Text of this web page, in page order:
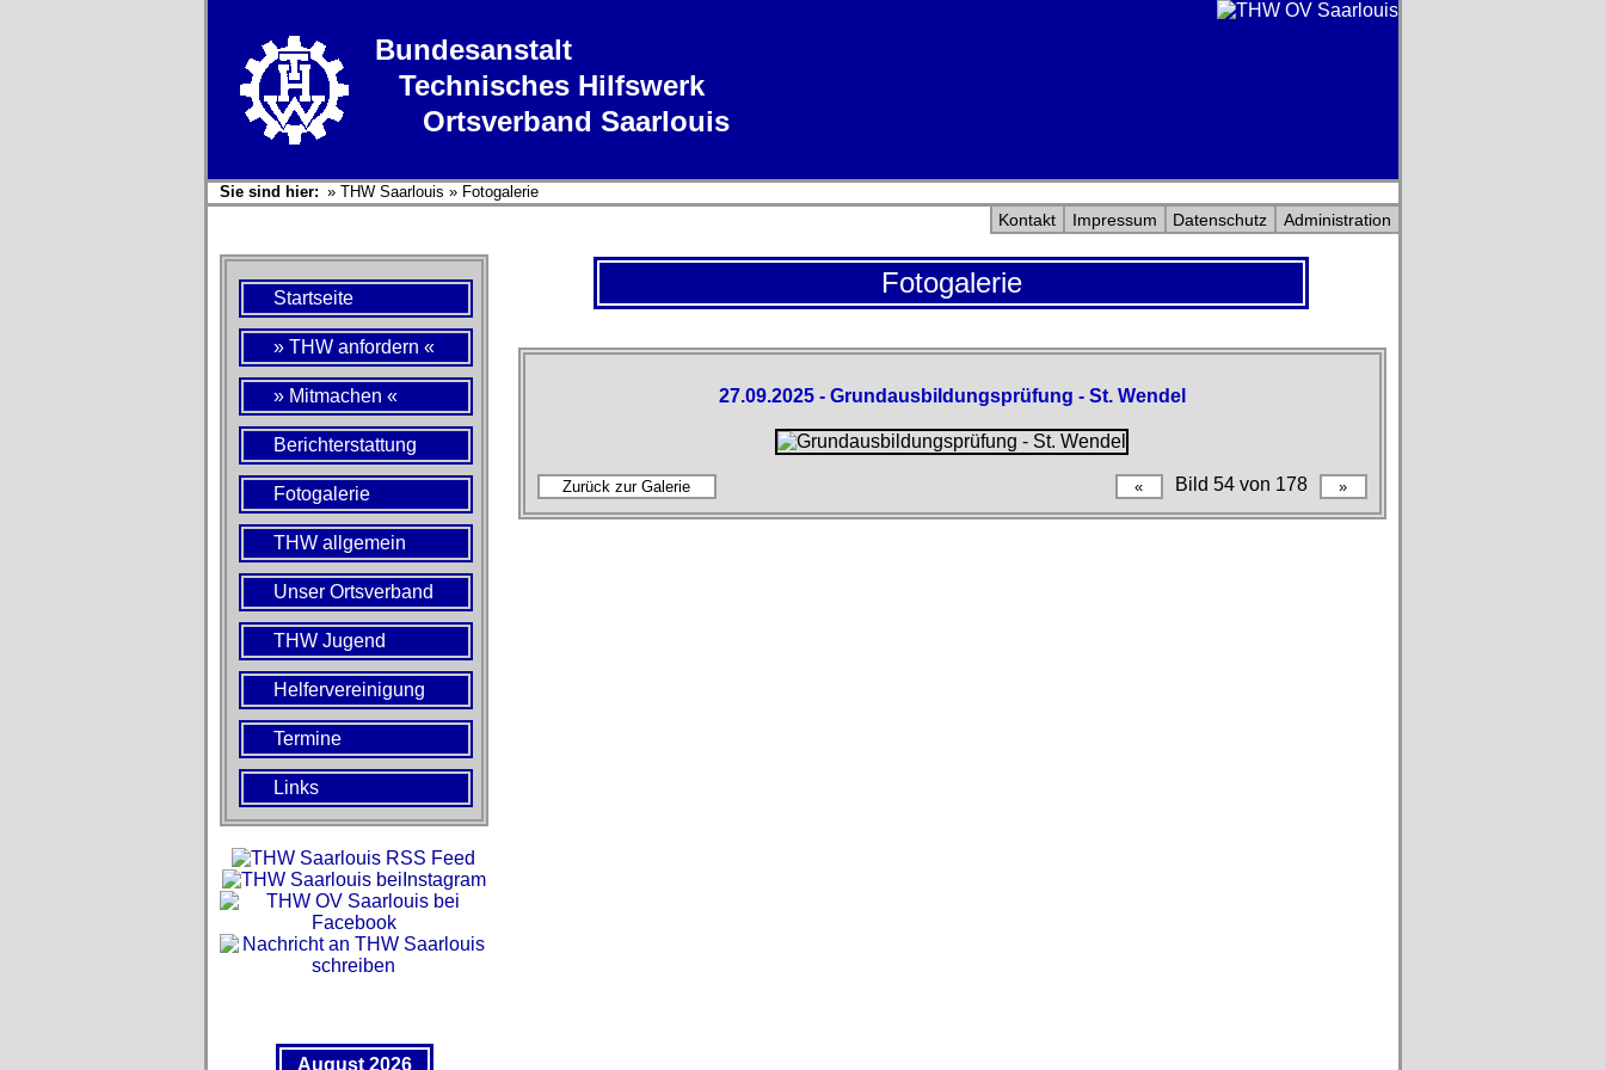
Bundesanstalt
Technisches Hilfswerk
Ortsverband Saarlouis
Sie sind hier: » THW Saarlouis » Fotogalerie
Kontakt Impressum Datenschutz Administration
Startseite
» THW anfordern «
» Mitmachen «
Berichterstattung
Fotogalerie
THW allgemein
Unser Ortsverband
THW Jugend
Helfervereinigung
Termine
Links
August 2026
Fotogalerie
27.09.2025 - Grundausbildungsprüfung - St. Wendel
Bild 54 von 178